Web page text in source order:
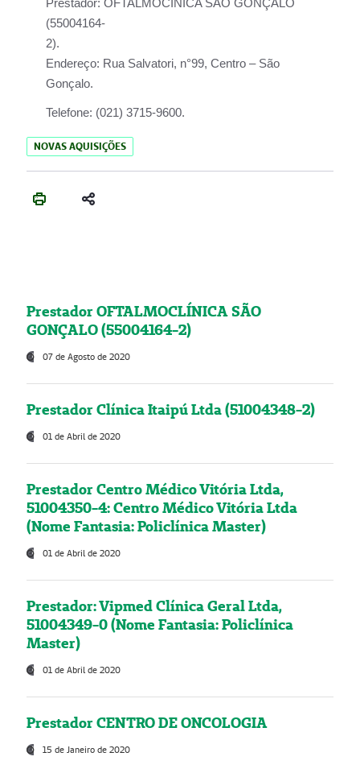
Prestador: OFTALMOCÍNICA SÃO GONÇALO
(55004164-
2).
Endereço: Rua Salvatori, n°99, Centro – São
Gonçalo.
Telefone: (021) 3715-9600.
NOVAS AQUISIÇÕES
Prestador OFTALMOCLÍNICA SÃO
GONÇALO (55004164-2)
07 de Agosto de 2020
Prestador Clínica Itaipú Ltda (51004348-2)
01 de Abril de 2020
Prestador Centro Médico Vitória Ltda,
51004350-4: Centro Médico Vitória Ltda
(Nome Fantasia: Policlínica Master)
01 de Abril de 2020
Prestador: Vipmed Clínica Geral Ltda,
51004349-0 (Nome Fantasia: Policlínica
Master)
01 de Abril de 2020
Prestador CENTRO DE ONCOLOGIA
15 de Janeiro de 2020